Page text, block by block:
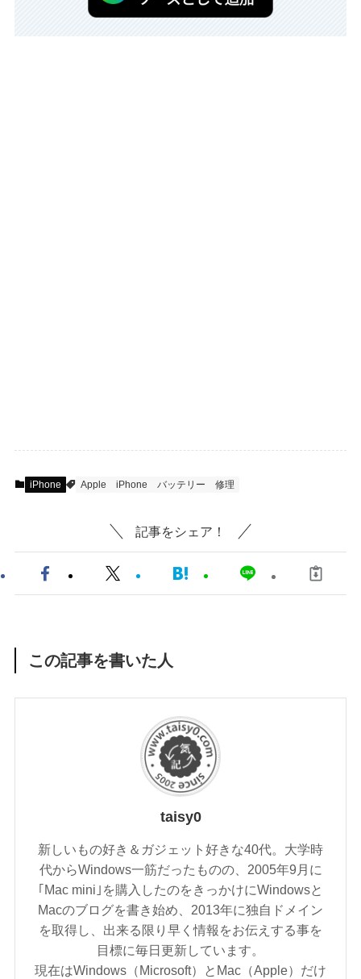
iPhone Apple iPhone バッテリー 修理
記事をシェア！
この記事を書いた人
taisy0
新しいもの好き＆ガジェット好きな40代。大学時
代からWindows一筋だったものの、2005年9月に
｢Mac mini｣を購入したのをきっかけにWindowsと
Macのブログを書き始め、2013年に独自ドメイン
を取得し、出来る限り早く情報をお伝えする事を
目標に毎日更新しています。
現在はWindows（Microsoft）とMac（Apple）だけ